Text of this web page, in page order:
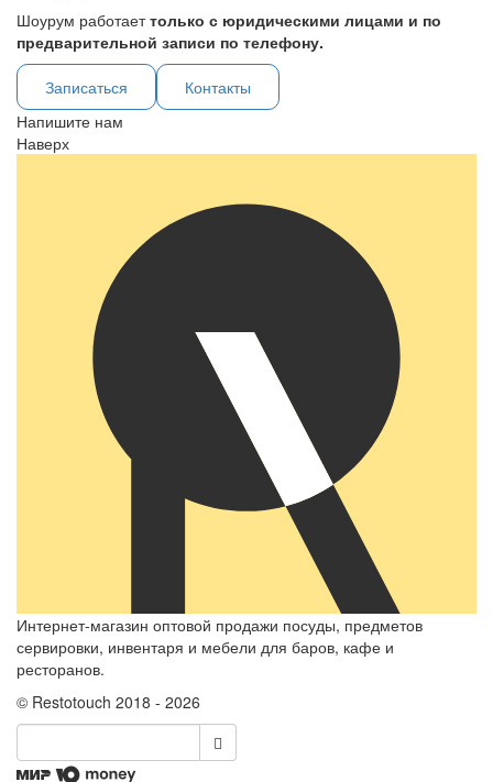
Шоурум работаеттолько с юридическими лицами и по
предварительной записи по телефону.
Записаться
Контакты
Напишите нам
Наверх
Интернет-магазин оптовой продажи посуды, предметов
сервировки, инвентаря и мебели для баров, кафе и
ресторанов.
© Restotouch 2018 - 2026